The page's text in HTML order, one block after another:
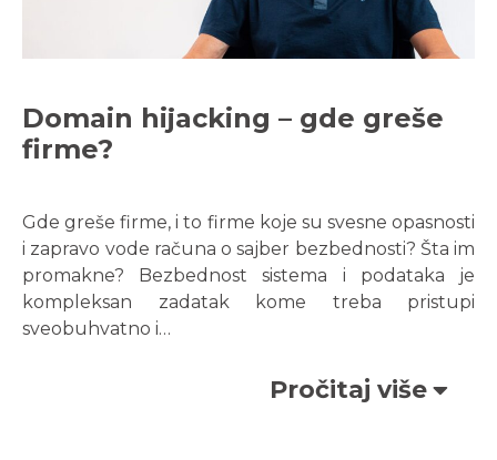
Domain hijacking – gde greše
firme?
Gde greše firme, i to firme koje su svesne opasnosti
i zapravo vode računa o sajber bezbednosti? Šta im
promakne? Bezbednost sistema i podataka je
kompleksan zadatak kome treba pristupi
sveobuhvatno i…
Pročitaj više